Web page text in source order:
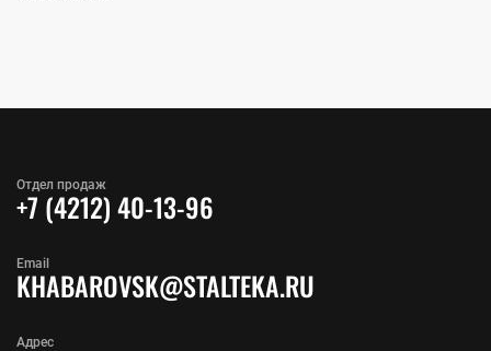
Отдел продаж
+7 (4212) 40-13-96
Адрес
Email
KHABAROVSK@STALTEKA.RU